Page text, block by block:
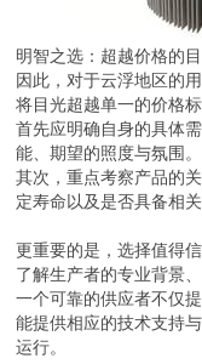
明智之选：超越价格的
因此，对于云浮地区的
将目光超越单一的价格标
首先应明确自身的具体
能、期望的照度与氛围。
其次，重点考察产品的
定寿命以及是否具备相
更重要的是，选择值得信
了解生产者的专业背景
一个可靠的供应者不仅
能提供相应的技术支持
运行。